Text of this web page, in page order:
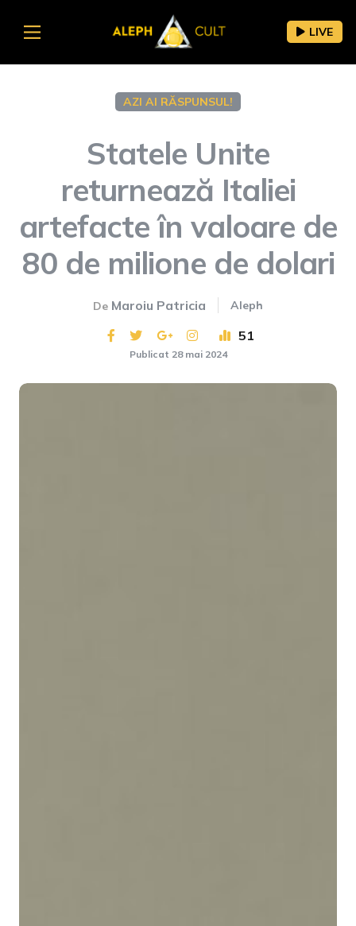
LIVE
AZI AI RĂSPUNSUL!
Statele Unite
returnează Italiei
artefacte în valoare de
80 de milione de dolari
De Maroiu Patricia Aleph
51
Publicat 28 mai 2024